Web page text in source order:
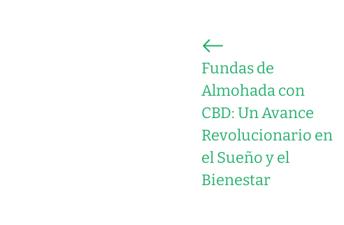
Fundas de
Almohada con
CBD: Un Avance
Revolucionario en
el Sueño y el
Bienestar